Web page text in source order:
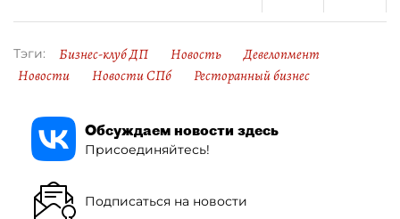
Тэги: Бизнес-клуб ДП Новость
Девелопмент
Новости
Новости СПб Ресторанный бизнес
Обсуждаем новости здесь
Присоединяйтесь!
Подписаться на новости